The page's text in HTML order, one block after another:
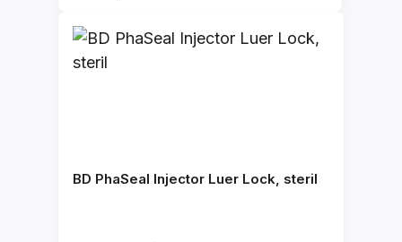
BD PhaSeal Injector Luer Lock, steril